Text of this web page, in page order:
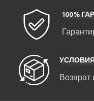
100%